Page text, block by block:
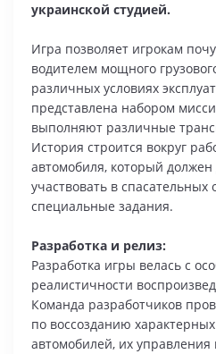
украинской студией.
Игра позволяет игрокам
водителем мощного
различных условиях
представлена набором
выполняют различные
История строится вокруг
автомобиля, который должен
участвовать в
специальные задания.
Разработка и релиз:
Разработка игры велась с
реалистичности
Команда разработчиков
по воссозданию
автомобилей, их